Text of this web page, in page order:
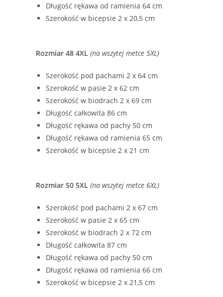
Długość rękawa od ramienia 64 cm
Szerokość w bicepsie 2 x 20,5 cm
Rozmiar 48 4XL (na wszytej metce 5XL)
Szerokość pod pachami 2 x 64 cm
Szerokość w pasie 2 x 62 cm
Szerokość w biodrach 2 x 69 cm
Długość całkowita 86 cm
Długość rękawa od pachy 50 cm
Długość rękawa od ramienia 65 cm
Szerokość w bicepsie 2 x 21 cm
Rozmiar 50 5XL (na wszytej metce 6XL)
Szerokość pod pachami 2 x 67 cm
Szerokość w pasie 2 x 65 cm
Szerokość w biodrach 2 x 72 cm
Długość całkowita 87 cm
Długość rękawa od pachy 50 cm
Długość rękawa od ramienia 66 cm
Szerokość w bicepsie 2 x 21,5 cm